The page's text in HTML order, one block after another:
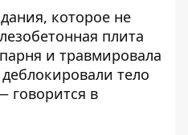
которое не
плита
и травмировала
тело
говорится в